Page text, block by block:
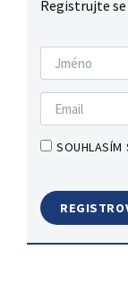
Registrujte
SOUHLASÍM